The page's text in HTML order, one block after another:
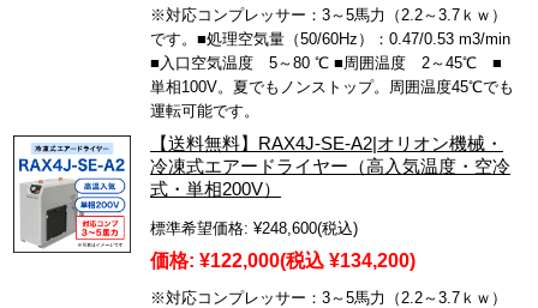
※対応コンプレッサー：3～5馬力（2.2～3.7ｋｗ）
です。■処理空気量（50/60Hz）：0.47/0.53 m3/min
■入口空気温度 5～80 ℃ ■周囲温度 2～45℃ ■
単相100V。夏でもノンストップ。周囲温度45℃でも
運転可能です。
【送料無料】RAX4J-SE-A2|オリオン機械・
冷凍式エアードライヤー（高入気温度・空冷
式・単相200V）
標準希望価格: ¥248,600(税込)
価格: ¥122,000(税込 ¥134,200)
※対応コンプレッサー：3～5馬力（2.2～3.7ｋｗ）